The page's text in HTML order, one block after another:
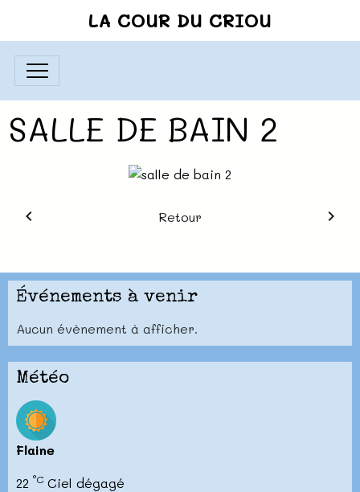
LA COUR DU CRIOU
SALLE DE BAIN 2
Retour
Événements à venir
Aucun évènement à afficher.
Météo
Flaine
22 °C Ciel dégagé